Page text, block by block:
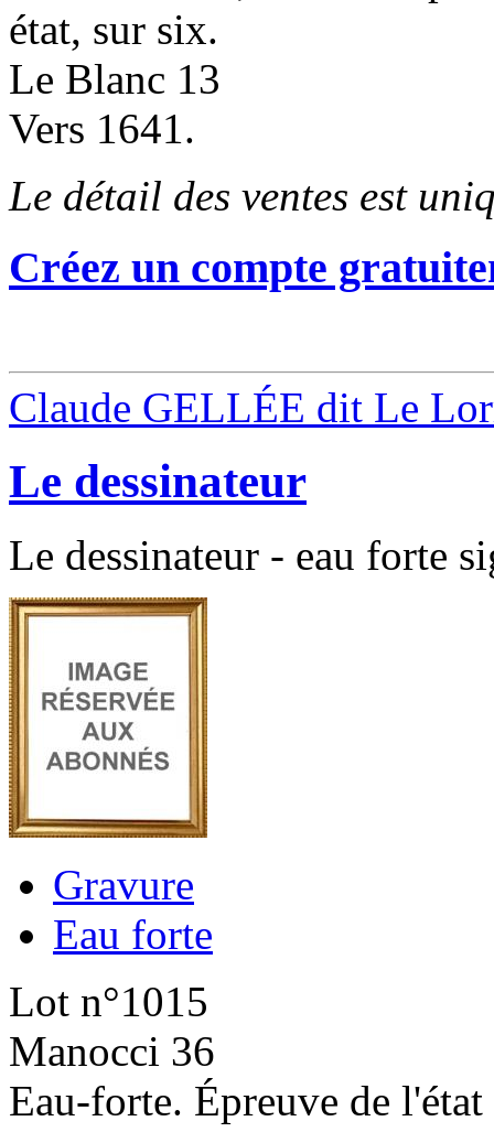
état, sur six.
Le Blanc 13
Vers 1641.
Le détail des ventes est
Créez un compte
Claude GELLÉE dit Le
Le dessinateur
Le dessinateur - eau forte
Gravure
Eau forte
Lot n°1015
Manocci 36
Eau-forte. Épreuve de